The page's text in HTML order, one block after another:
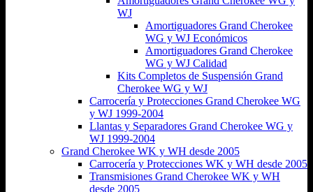
WJ
Amortiguadores Grand Cherokee
WG y WJ Económicos
Amortiguadores Grand Cherokee
WG y WJ Calidad
Kits Completos de Suspensión Grand
Cherokee WG y WJ
Carrocería y Protecciones Grand Cherokee WG
y WJ 1999-2004
Llantas y Separadores Grand Cherokee WG y
WJ 1999-2004
Grand Cherokee WK y WH desde 2005
Carrocería y Protecciones WK y WH desde 2005
Transmisiones Grand Cherokee WK y WH
desde 2005